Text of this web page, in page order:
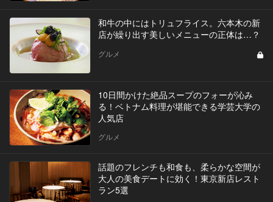
和牛の中にはトリュフライス。六本木の新
店が繰り出す美しいメニューの正体は…？
グルメ
10日間かけた絶品スープのフォーが沁み
る！ベトナム料理が堪能できる学芸大学の
人気店
グルメ
話題のフレンチも和食も、柔らかな空間が
大人の美食デートに効く！東京新店レスト
ラン5選